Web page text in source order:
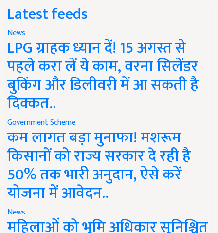
Latest feeds
News
LPG ग्राहक ध्यान दें! 15 अगस्त से
पहले करा लें ये काम, वरना सिलेंडर
बुकिंग और डिलीवरी में आ सकती है
दिक्कत..
Government Scheme
कम लागत बड़ा मुनाफा! मशरूम
किसानों को राज्य सरकार दे रही है
50% तक भारी अनुदान, ऐसे करें
योजना में आवेदन..
News
महिलाओं को भूमि अधिकार सुनिश्चित